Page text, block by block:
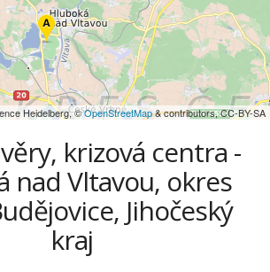
Heidelberg, ©OpenStreetMap& contributors, CC-BY-SA
krizová centra -
nad Vltavou, okres
Jihočeský
kraj